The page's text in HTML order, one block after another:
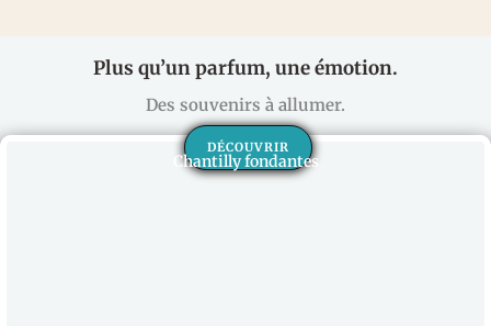
Plus qu’un parfum, une émotion.
Des souvenirs à allumer.
DÉCOUVRIR
Chantilly fondantes